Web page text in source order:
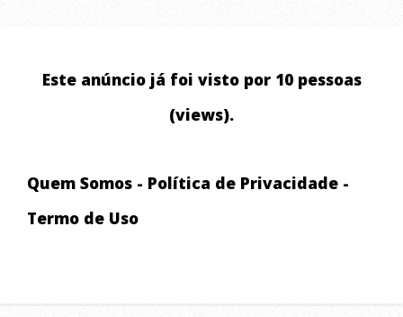
Este anúncio já foi visto por 10 pessoas
(views).
Quem Somos - Política de Privacidade -
Termo de Uso